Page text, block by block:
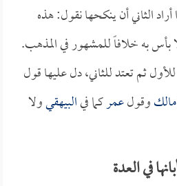
أراد الثاني أن ينكحها نقول: هذه
به خلافاً للمشهور في المذهب.
ثم تعتد للثاني، دل عليها قول
مالكوقولعمركما فيالبيهقيولا
في العدة